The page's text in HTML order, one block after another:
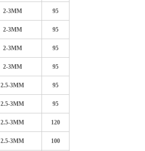
2-3MM 95
2-3MM 95
2-3MM 95
2-3MM 95
2.5-3MM 95
2.5-3MM 95
2.5-3MM 120
2.5-3MM 100